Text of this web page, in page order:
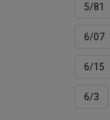
5/81
6/07
6/15
6/3